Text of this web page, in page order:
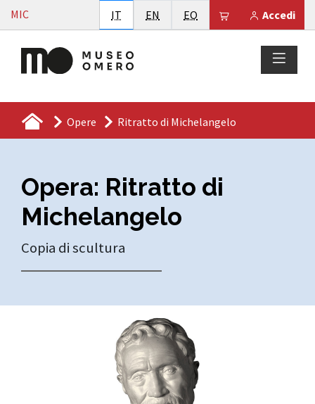
Vai al contenuto
MIC Accedi
Il tuo carrello è
IT Italiano
EN English
EO Esperanto
Opere Ritratto di Michelangelo
Opera: Ritratto di
Michelangelo
Copia di scultura